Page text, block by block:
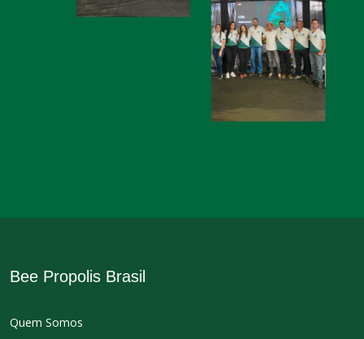
Bee Propolis Brasil
Quem Somos